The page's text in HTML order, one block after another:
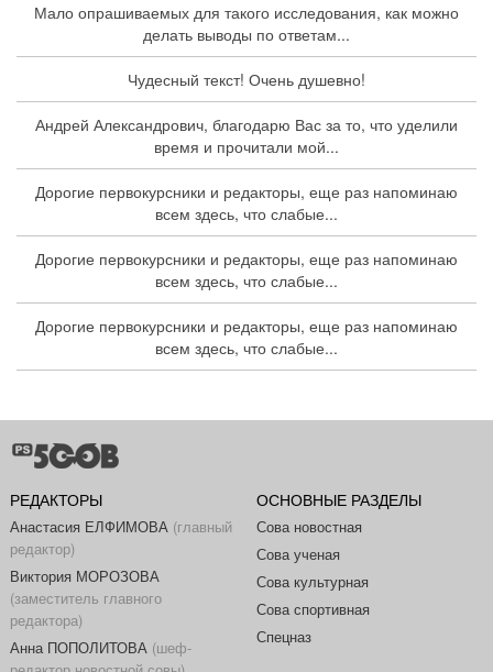
Мало опрашиваемых для такого исследования, как можно
делать выводы по ответам...
Чудесный текст! Очень душевно!
Андрей Александрович, благодарю Вас за то, что уделили
время и прочитали мой...
Дорогие первокурсники и редакторы, еще раз напоминаю
всем здесь, что слабые...
Дорогие первокурсники и редакторы, еще раз напоминаю
всем здесь, что слабые...
Дорогие первокурсники и редакторы, еще раз напоминаю
всем здесь, что слабые...
РЕДАКТОРЫ
Анастасия ЕЛФИМОВА(главный
редактор)
Виктория МОРОЗОВА
(заместитель главного
редактора)
Анна ПОПОЛИТОВА(шеф-
ОСНОВНЫЕ РАЗДЕЛЫ
Сова новостная
Сова ученая
Сова культурная
Сова спортивная
Спецназ